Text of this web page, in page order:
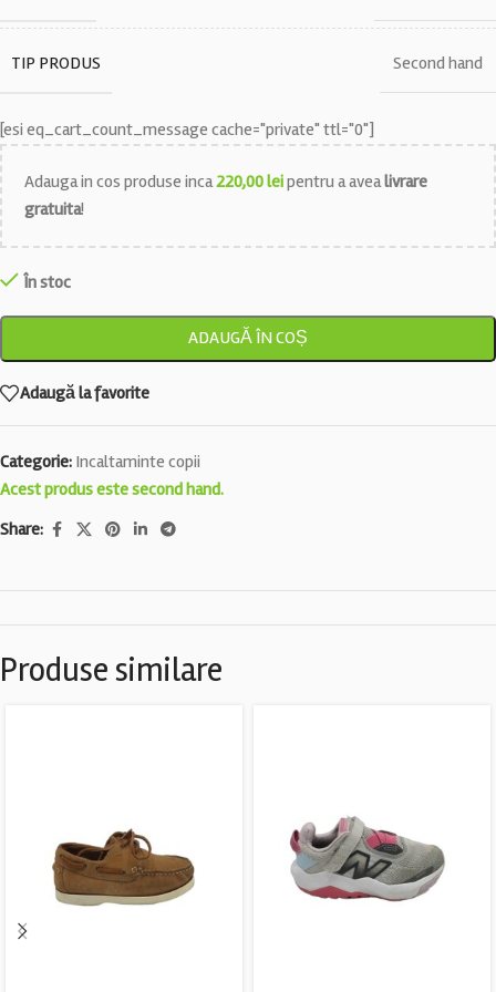
TIP PRODUS Second hand
[esi eq_cart_count_message cache="private" ttl="0"]
Adauga in cos produse inca220,00leipentru a avealivrare
gratuita!
În stoc
ADAUGĂ ÎN COȘ
Adaugă la favorite
Categorie: Incaltaminte copii
Acest produs este second hand.
Share:
Produse similare